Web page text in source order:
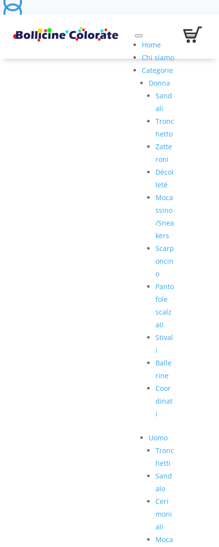
Home
Chi siamo
Categorie
Donna
Sand
ali
Tronc
hetto
Zatte
roni
Décol
leté
Moca
ssino
/Snea
kers
Scarp
oncin
o
Panto
fole
scalz
ati
Stival
i
Balle
rine
Coor
dinat
i
Uomo
Tronc
hetti
Sand
alo
Ceri
moni
ali
Moca